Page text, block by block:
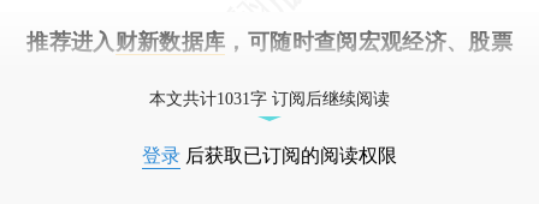
推荐进入 财新数据库 ，可随时查阅宏观经济、股票
本文共计1031字 订阅后继续阅读
登录 后获取已订阅的阅读权限